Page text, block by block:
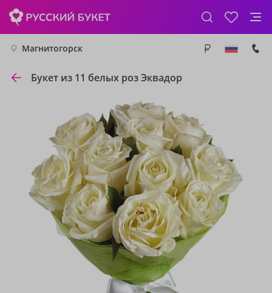
Магнитогорск
Букет из 11 белых роз Эквадор